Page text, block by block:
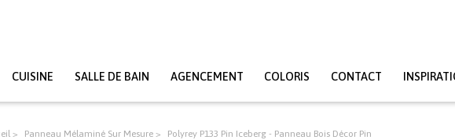
CUISINE SALLE DE BAIN AGENCEMENT COLORIS CONTACT
Panneau Mélaminé Sur Mesure Polyrey P133 Pin Iceberg - Panneau Bois Décor Pin